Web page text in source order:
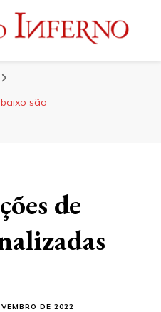
são
de
DE 2022